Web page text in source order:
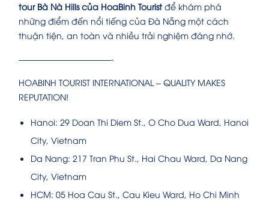
tour Bà Nà Hills của HoaBinh Touristđể khám phá
những điểm đến nổi tiếng của Đà Nẵng một cách
thuận tiện, an toàn và nhiều trải nghiệm đáng nhớ.
———————————-
HOABINH TOURIST INTERNATIONAL – QUALITY MAKES
REPUTATION!
Hanoi: 29 Doan Thi Diem St., O Cho Dua Ward, Hanoi
City, Vietnam
Da Nang: 217 Tran Phu St., Hai Chau Ward, Da Nang
City, Vietnam
HCM: 05 Hoa Cau St., Cau Kieu Ward, Ho Chi Minh